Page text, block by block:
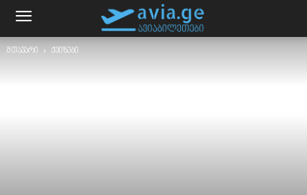
მთავარი ქვიზები